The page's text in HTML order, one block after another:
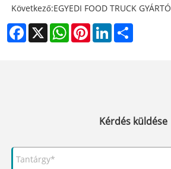
Következő:EGYEDI FOOD TRUCK GYÁRTÓ
Facebook
X WhatsAppPinterestLinkedIn
Kérdés küldése